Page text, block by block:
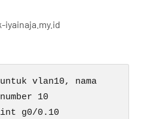
vlan10, nama
10
g0/0.10